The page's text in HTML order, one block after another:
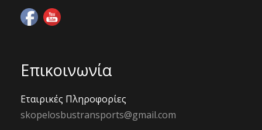
Επικοινωνία
Εταιρικές Πληροφορίες
skopelosbustransports@gmail.com